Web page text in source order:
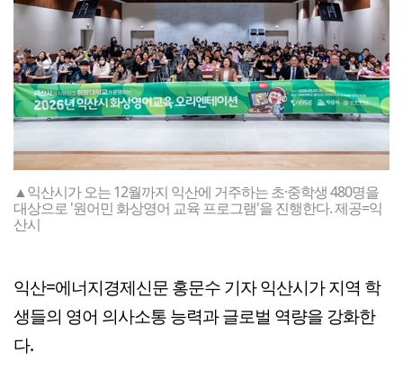
▲익산시가 오는 12월까지 익산에 거주하는 초·중학생 480명을
대상으로 '원어민 화상영어 교육 프로그램'을 진행한다. 제공=익
산시
익산=에너지경제신문 홍문수 기자 익산시가 지역 학
생들의 영어 의사소통 능력과 글로벌 역량을 강화한
다.